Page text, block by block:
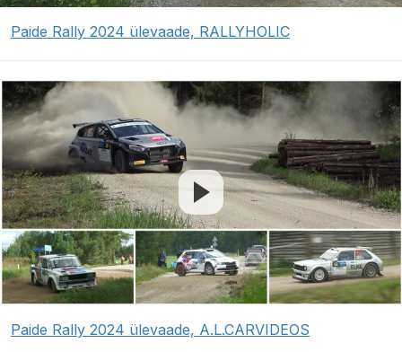
Paide Rally 2024 ülevaade, RALLYHOLIC
Paide Rally 2024 ülevaade, A.L.CARVIDEOS